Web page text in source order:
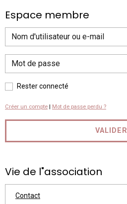
Espace membre
Rester connecté
Créer un compte | Mot de passe perdu ?
VALIDER
Vie de l"association
Contact